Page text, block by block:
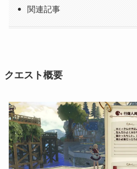
関連記事
クエスト概要